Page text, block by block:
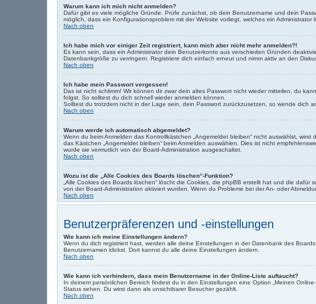
Warum kann ich mich nicht anmelden?
Dafür gibt es viele mögliche Gründe. Prüfe zunächst, ob dein Benutzername und dein
möglich, dass ein Konfigurationsproblem mit der Website vorliegt, welches ein Administrator
Nach oben
Ich habe mich vor einiger Zeit registriert, kann mich aber nicht mehr anmelden?!
Es kann sein, dass ein Administrator dein Benutzerkonto aus verschieden Gründen
Datenbankgröße zu verringern. Registriere dich einfach erneut und nimm aktiv an den
Nach oben
Ich habe mein Passwort vergessen!
Das ist nicht schlimm! Wir können dir zwar dein altes Passwort nicht wieder mitteilen, du
folgst. So solltest du dich schnell wieder anmelden können.
Solltest du trotzdem nicht in der Lage sein, dein Passwort zurückzusetzen, so wende dich
Nach oben
Warum werde ich automatisch abgemeldet?
Wenn du beim Anmelden das Kontrollkästchen „Angemeldet bleiben“ nicht auswählst,
das Kästchen „Angemeldet bleiben“ beim Anmelden auswählen. Dies ist nicht
wurde sie vermutlich von der Board-Administration ausgeschaltet.
Nach oben
Wozu ist die „Alle Cookies des Boards löschen“-Funktion?
„Alle Cookies des Boards löschen“ löscht die Cookies, die phpBB erstellt hat und die
von der Board-Administration aktiviert wurden. Wenn du Probleme bei der An- oder
Nach oben
Benutzerpräferenzen und -einstellungen
Wie kann ich meine Einstellungen ändern?
Wenn du dich registriert hast, werden alle deine Einstellungen in der Datenbank des
Benutzernamen klickst. Dort kannst du alle deine Einstellungen ändern.
Nach oben
Wie kann ich verhindern, dass mein Benutzername in der Online-Liste auftaucht?
In deinem persönlichen Bereich findest du in den Einstellungen eine Option „Meinen
Status sehen. Du wirst dann als unsichtbarer Besucher gezählt.
Nach oben